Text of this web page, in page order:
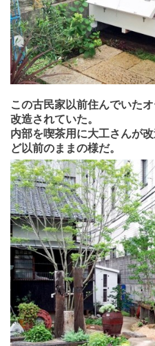
この古民家以前住んでいた
改造されていた。
内部を喫茶用に大工さんが
ど以前のままの様だ。